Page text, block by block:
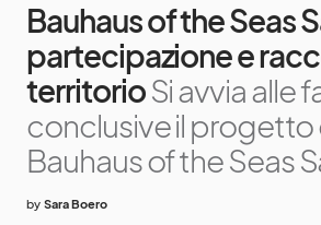
Bauhaus of the Seas
partecipazione e
territorioSi avvia alle
conclusive il
Bauhaus of the Seas
by Sara Boero